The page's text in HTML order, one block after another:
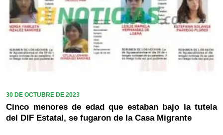
30 DE OCTUBRE DE 2023
Cinco menores de edad que estaban bajo la tutela
del DIF Estatal, se fugaron de la Casa Migrante